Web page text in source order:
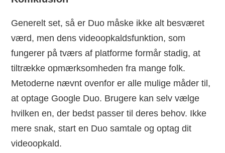
Generelt set, så er Duo måske ikke alt besværet
værd, men dens videoopkaldsfunktion, som
fungerer på tværs af platforme formår stadig, at
tiltrække opmærksomheden fra mange folk.
Metoderne nævnt ovenfor er alle mulige måder til,
at optage Google Duo. Brugere kan selv vælge
hvilken en, der bedst passer til deres behov. Ikke
mere snak, start en Duo samtale og optag dit
videoopkald.